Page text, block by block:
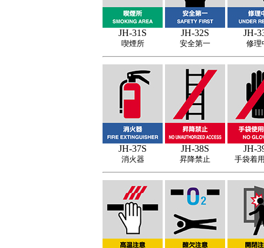
JH-31S
喫煙所
JH-32S
安全第一
JH-
修理
JH-37S
消火器
JH-38S
昇降禁止
JH-
手袋着